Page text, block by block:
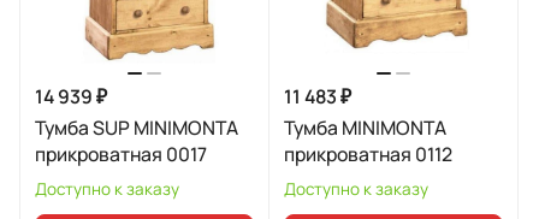
14 939 ₽
Тумба SUP MINIMONTA
прикроватная 0017
Доступно к заказу
11 483 ₽
Тумба MINIMONTA
прикроватная 0112
Доступно к заказу